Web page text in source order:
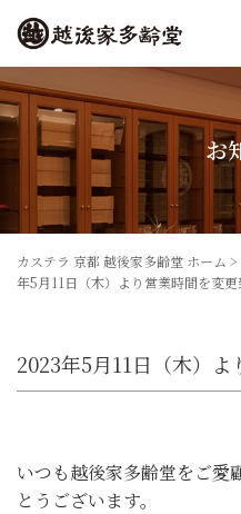
お
カステラ 京都 越後家多齢堂 ホーム >
年5月11日（木）より営業時間を変更
2023年5月11日（木）
いつも越後家多齢堂をご愛
とうございます。